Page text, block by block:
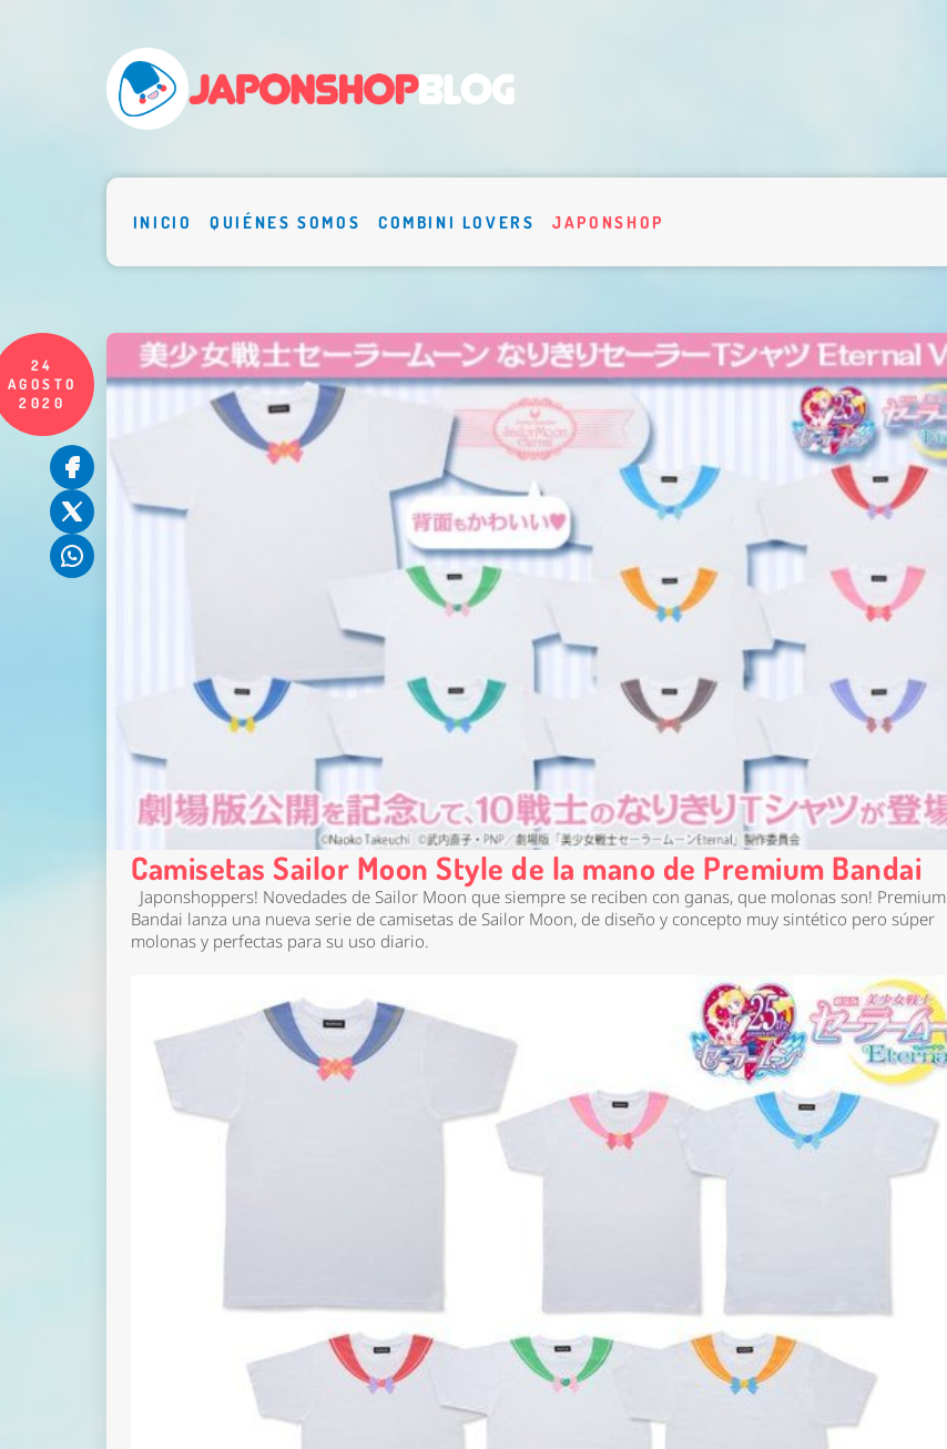
INICIO QUIÉNES SOMOS COMBINI LOVERS JAPONSHOP
24
AGOSTO
2020
Camisetas Sailor Moon Style de la mano de Premium Bandai
Japonshoppers! Novedades de Sailor Moon que siempre se reciben con ganas, que molonas son! Premium
Bandai lanza una nueva serie de camisetas de Sailor Moon, de diseño y concepto muy sintético pero súper
molonas y perfectas para su uso diario.